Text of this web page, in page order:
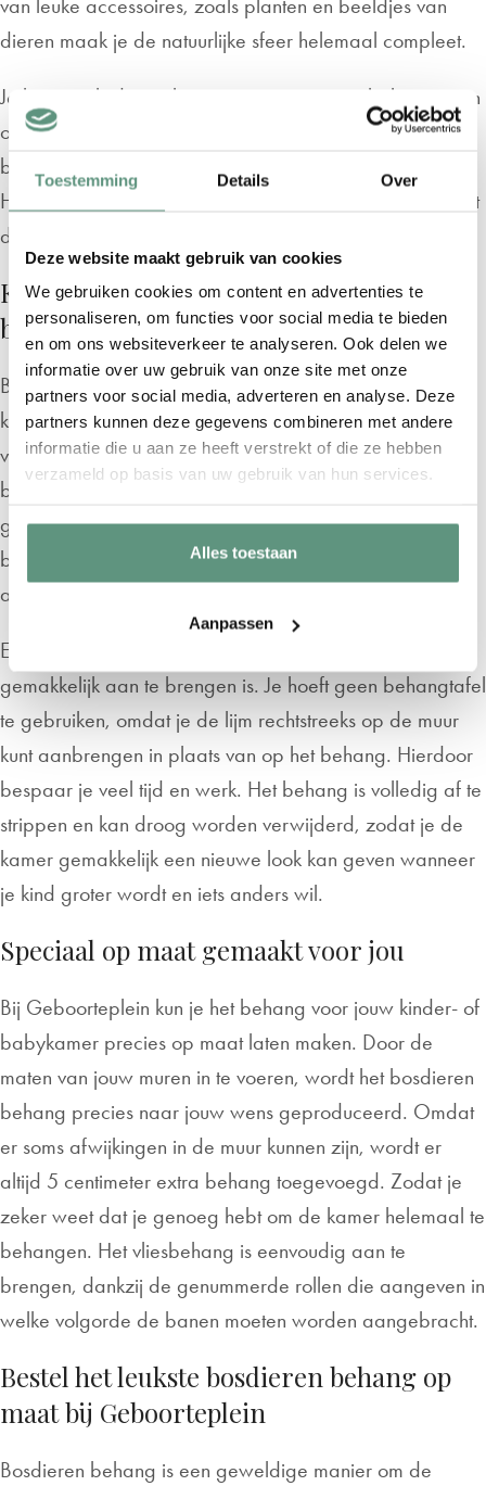
Toestemming Details Over
Deze website maakt gebruik van cookies
We gebruiken cookies om content en advertenties te
personaliseren, om functies voor social media te bieden
en om ons websiteverkeer te analyseren. Ook delen we
informatie over uw gebruik van onze site met onze
partners voor social media, adverteren en analyse. Deze
partners kunnen deze gegevens combineren met andere
informatie die u aan ze heeft verstrekt of die ze hebben
verzameld op basis van uw gebruik van hun services.
Alles toestaan
Aanpassen
van leuke accessoires, zoals planten en beeldjes van
dieren maak je de natuurlijke sfeer helemaal compleet.
Je kunt er altijd voor kiezen om één muur te behangen en
op een andere muur iets anders te doen, zoals
bijvoorbeeld een behangcirkel met een dierenprint.
Hierdoor blijf je helemaal in het thema, maar zorg je dat
de kamer niet te druk wordt.
Kwalitatief hoogwaardig bosdieren
behang voor de kinderkamer
Ben je op zoek naar behang van hoogwaardige
kwaliteit dat lang meegaat? Dan is het bosdieren
vliesbehang van Geboorteplein een perfecte keuze. Het
behang is krasbestendig en heeft een gewicht van 150
gram per m², waardoor het stevig is en niet snel
beschadigd zal raken. Bovendien heeft het een gladde
afwerking, waardoor het een stoere uitstraling heeft.
Een ander voordeel van vliesbehang is dat het
gemakkelijk aan te brengen is. Je hoeft geen behangtafel
te gebruiken, omdat je de lijm rechtstreeks op de muur
kunt aanbrengen in plaats van op het behang. Hierdoor
bespaar je veel tijd en werk. Het behang is volledig af te
strippen en kan droog worden verwijderd, zodat je de
kamer gemakkelijk een nieuwe look kan geven wanneer
je kind groter wordt en iets anders wil.
Speciaal op maat gemaakt voor jou
Bij Geboorteplein kun je het behang voor jouw kinder- of
babykamer precies op maat laten maken. Door de
maten van jouw muren in te voeren, wordt het bosdieren
behang precies naar jouw wens geproduceerd. Omdat
er soms afwijkingen in de muur kunnen zijn, wordt er
altijd 5 centimeter extra behang toegevoegd. Zodat je
zeker weet dat je genoeg hebt om de kamer helemaal te
behangen. Het vliesbehang is eenvoudig aan te
brengen, dankzij de genummerde rollen die aangeven in
welke volgorde de banen moeten worden aangebracht.
Bestel het leukste bosdieren behang op
maat bij Geboorteplein
Bosdieren behang is een geweldige manier om de